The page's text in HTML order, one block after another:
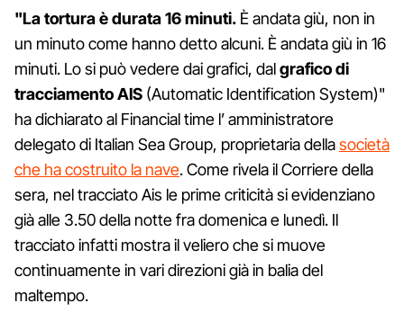
"La tortura è durata 16 minuti. È andata giù, non in
un minuto come hanno detto alcuni. È andata giù in 16
minuti. Lo si può vedere dai grafici, dalgrafico di
tracciamento AIS (Automatic Identification System)"
ha dichiarato al Financial time l’ amministratore
delegato di Italian Sea Group, proprietaria dellasocietà
che ha costruito la nave. Come rivela il Corriere della
sera, nel tracciato Ais le prime criticità si evidenziano
già alle 3.50 della notte fra domenica e lunedì. Il
tracciato infatti mostra il veliero che si muove
continuamente in vari direzioni già in balia del
maltempo.